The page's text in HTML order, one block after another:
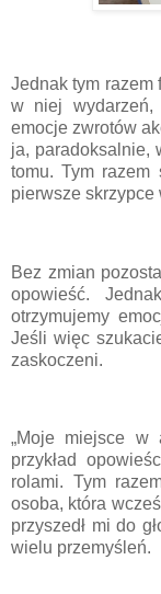
Jednak tym razem
w niej wydarzeń,
emocje zwrotów
ja, paradoksalnie,
tomu. Tym
pierwsze skrzypce
Bez zmian
opowieść.
otrzymujemy
Jeśli więc
zaskoczeni.
„Moje miejsce w
przykład
rolami. Tym
osoba, która
przyszedł mi do
wielu przemyśleń.